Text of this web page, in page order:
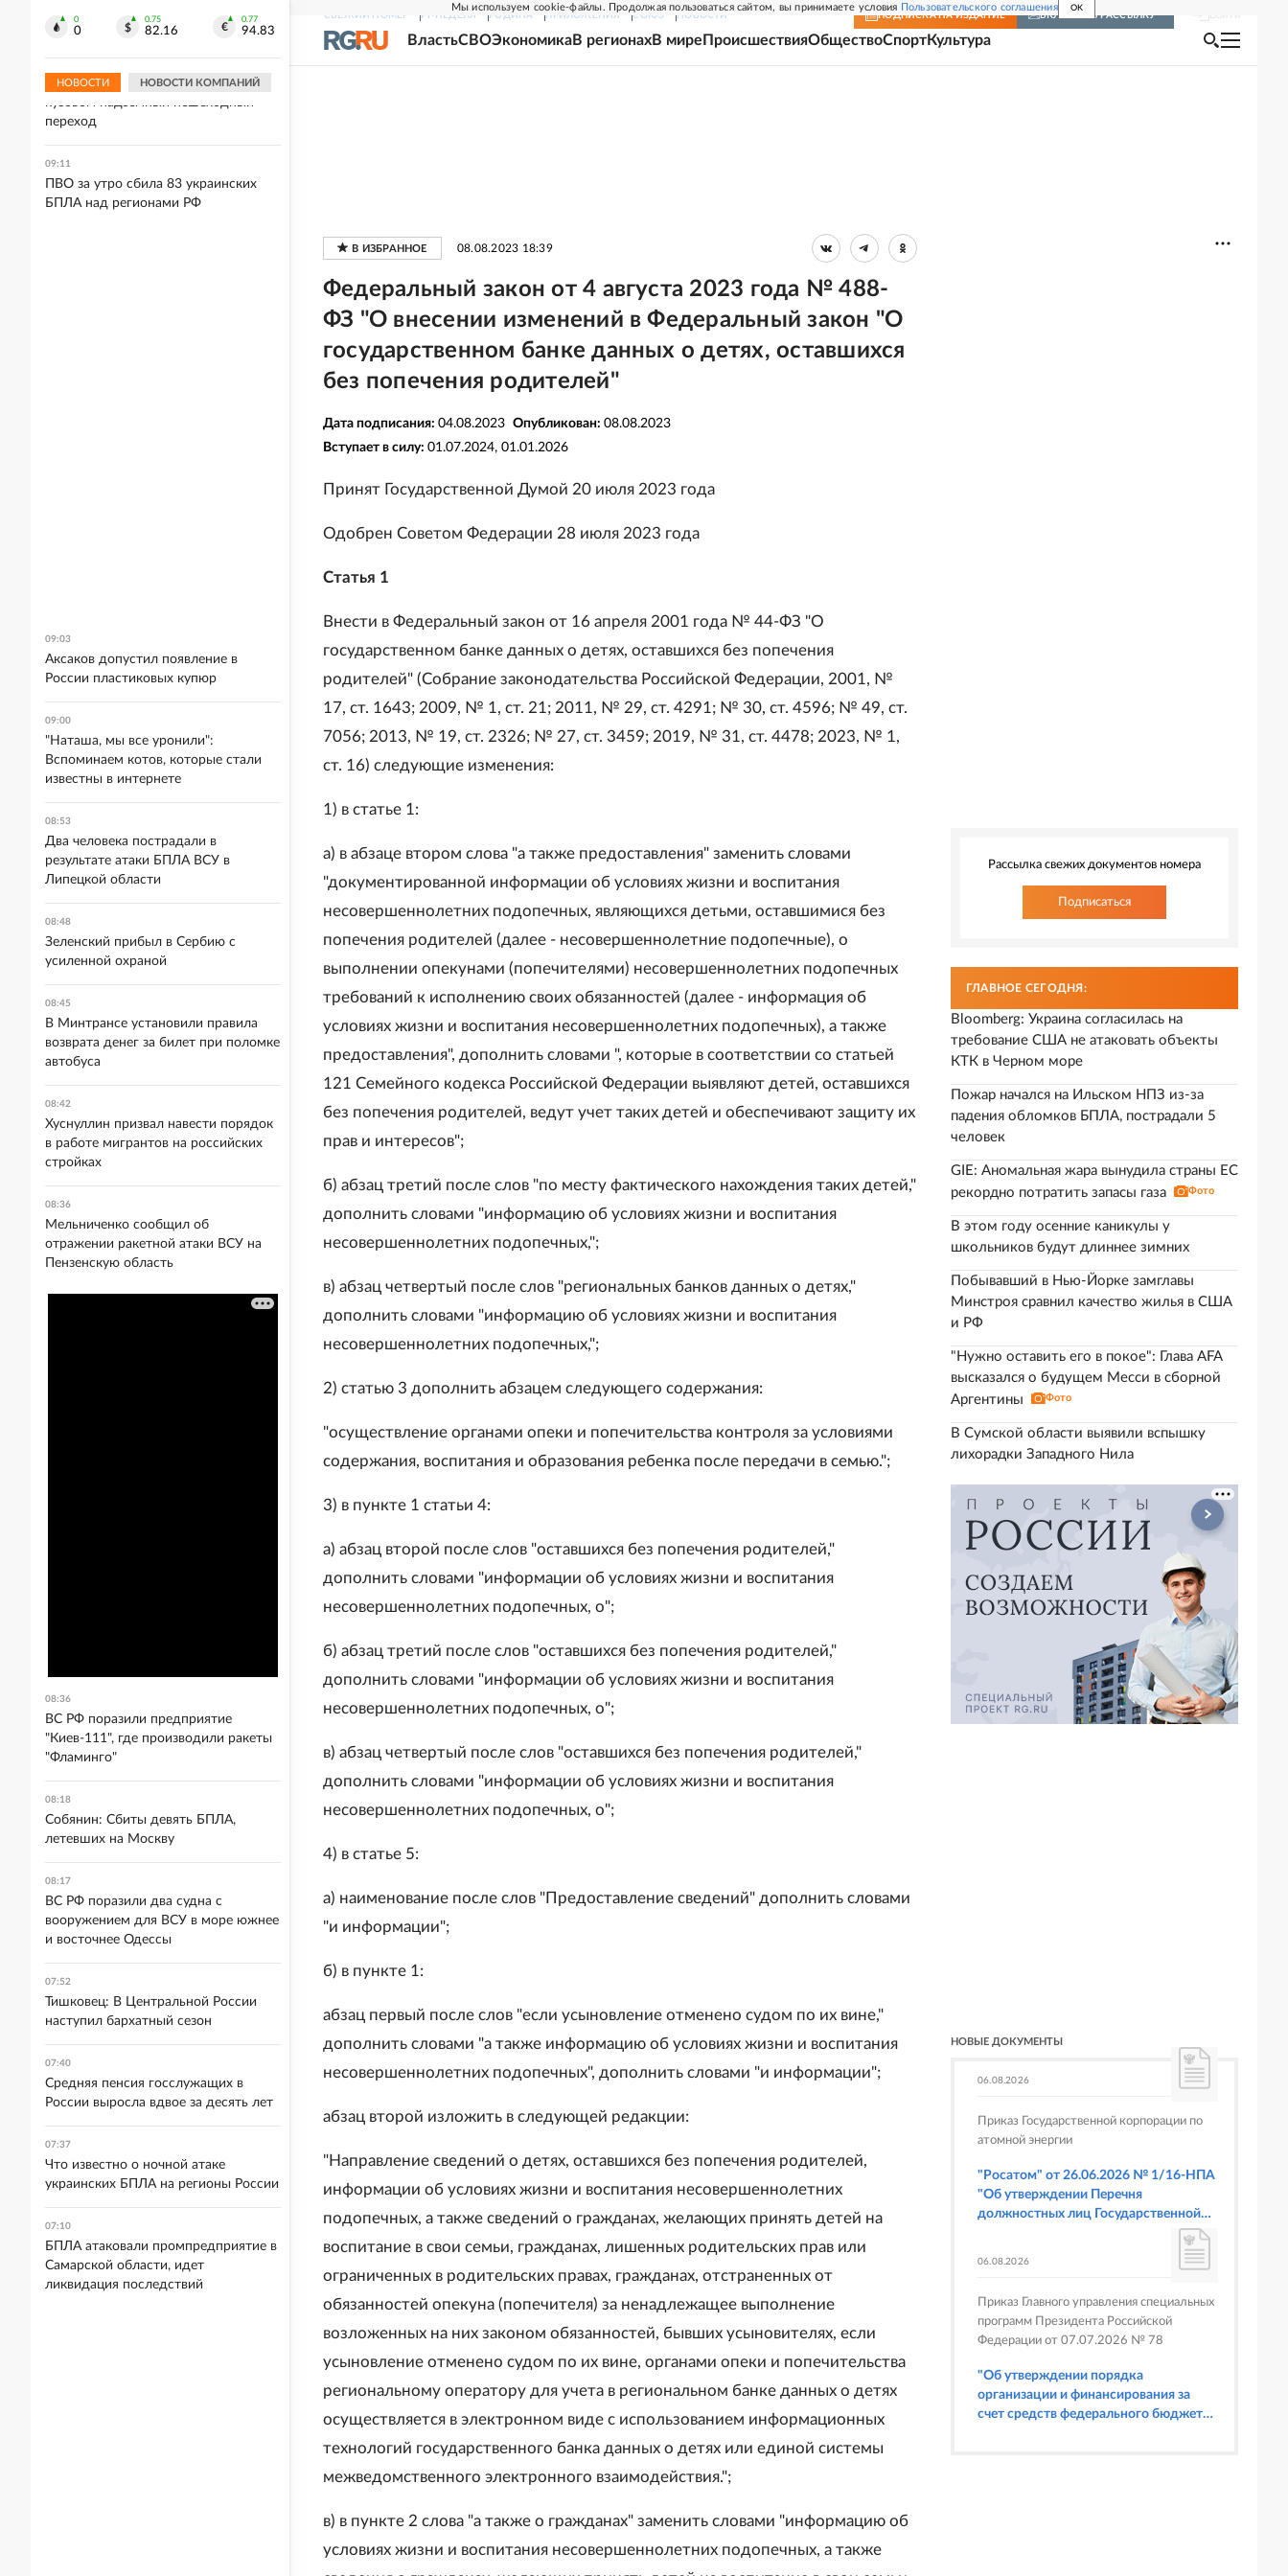
Мы используем cookie-файлы. Продолжая пользоваться сайтом, вы принимаете условия Пользовательского соглашения OK
СВЕЖИЙ НОМЕР РГ-НЕДЕЛЯ РОДИНА ПРИЛОЖЕНИЯ СОЮЗ НОВОСТИ ПОДПИСКА НА ИЗДАНИЕ ВКЛЮЧИТЬ РАССЫЛКУ
ВластьСВОЭкономикаВ регионахВ мире ПроисшествияОбществоСпортКультура
08.08.2023 18:39
Федеральный закон от 4 августа 2023 года № 488-
ФЗ "О внесении изменений в Федеральный закон "О
государственном банке данных о детях, оставшихся
без попечения родителей"
Дата подписания: 04.08.2023 Опубликован: 08.08.2023
Вступает в силу: 01.07.2024, 01.01.2026
Принят Государственной Думой 20 июля 2023 года
Одобрен Советом Федерации 28 июля 2023 года
Статья 1
Внести в Федеральный закон от 16 апреля 2001 года № 44-ФЗ "О
государственном банке данных о детях, оставшихся без попечения
родителей" (Собрание законодательства Российской Федерации, 2001, №
17, ст. 1643; 2009, № 1, ст. 21; 2011, № 29, ст. 4291; № 30, ст. 4596; № 49, ст.
7056; 2013, № 19, ст. 2326; № 27, ст. 3459; 2019, № 31, ст. 4478; 2023, № 1,
ст. 16) следующие изменения:
1) в статье 1:
а) в абзаце втором слова "а также предоставления" заменить словами
"документированной информации об условиях жизни и воспитания
несовершеннолетних подопечных, являющихся детьми, оставшимися без
попечения родителей (далее - несовершеннолетние подопечные), о
выполнении опекунами (попечителями) несовершеннолетних подопечных
требований к исполнению своих обязанностей (далее - информация об
условиях жизни и воспитания несовершеннолетних подопечных), а также
предоставления", дополнить словами ", которые в соответствии со статьей
121 Семейного кодекса Российской Федерации выявляют детей, оставшихся
без попечения родителей, ведут учет таких детей и обеспечивают защиту их
прав и интересов";
б) абзац третий после слов "по месту фактического нахождения таких детей,"
дополнить словами "информацию об условиях жизни и воспитания
несовершеннолетних подопечных,";
в) абзац четвертый после слов "региональных банков данных о детях,"
дополнить словами "информацию об условиях жизни и воспитания
несовершеннолетних подопечных,";
2) статью 3 дополнить абзацем следующего содержания:
"осуществление органами опеки и попечительства контроля за условиями
содержания, воспитания и образования ребенка после передачи в семью.";
3) в пункте 1 статьи 4:
а) абзац второй после слов "оставшихся без попечения родителей,"
дополнить словами "информации об условиях жизни и воспитания
несовершеннолетних подопечных, о";
б) абзац третий после слов "оставшихся без попечения родителей,"
дополнить словами "информации об условиях жизни и воспитания
несовершеннолетних подопечных, о";
в) абзац четвертый после слов "оставшихся без попечения родителей,"
дополнить словами "информации об условиях жизни и воспитания
несовершеннолетних подопечных, о";
4) в статье 5:
а) наименование после слов "Предоставление сведений" дополнить словами
"и информации";
б) в пункте 1:
абзац первый после слов "если усыновление отменено судом по их вине,"
дополнить словами "а также информацию об условиях жизни и воспитания
несовершеннолетних подопечных", дополнить словами "и информации";
абзац второй изложить в следующей редакции:
"Направление сведений о детях, оставшихся без попечения родителей,
информации об условиях жизни и воспитания несовершеннолетних
подопечных, а также сведений о гражданах, желающих принять детей на
воспитание в свои семьи, гражданах, лишенных родительских прав или
ограниченных в родительских правах, гражданах, отстраненных от
обязанностей опекуна (попечителя) за ненадлежащее выполнение
возложенных на них законом обязанностей, бывших усыновителях, если
усыновление отменено судом по их вине, органами опеки и попечительства
региональному оператору для учета в региональном банке данных о детях
осуществляется в электронном виде с использованием информационных
технологий государственного банка данных о детях или единой системы
межведомственного электронного взаимодействия.";
в) в пункте 2 слова "а также о гражданах" заменить словами "информацию об
условиях жизни и воспитания несовершеннолетних подопечных, а также
Рассылка свежих документов номера
Подписаться
ГЛАВНОЕ СЕГОДНЯ:
Bloomberg: Украина согласилась на
требование США не атаковать объекты
КТК в Черном море
Пожар начался на Ильском НПЗ из-за
падения обломков БПЛА, пострадали 5
человек
GIE: Аномальная жара вынудила страны ЕС
рекордно потратить запасы газа
Фото
В этом году осенние каникулы у
школьников будут длиннее зимних
Побывавший в Нью-Йорке замглавы
Минстроя сравнил качество жилья в США
и РФ
"Нужно оставить его в покое": Глава AFA
высказался о будущем Месси в сборной
Аргентины
Фото
В Сумской области выявили вспышку
лихорадки Западного Нила
НОВЫЕ ДОКУМЕНТЫ
06.08.2026
Приказ Государственной корпорации по
атомной энергии
"Росатом" от 26.06.2026 № 1/16-НПА
"Об утверждении Перечня
должностных лиц Государственной
корпорации по атомной энергии
предусмотренных статьями 6.3, 8.1,
9.4, 9.5 и 9.5.1, частью 3 статьи 9.16,
статьей 14.44, частью 1 статьи 19.4,
статьей 19.4.1, частями 6 и 15 статьи
19.5, статьями 19.6 и 19.7, частью 1
статьи 19.26, статьей 19.33, частями 1,
2, 2.1, 6 и 6.1 статьи 20.4 Кодекса
06.08.2026
Приказ Главного управления специальных
программ Президента Российской
Федерации от 07.07.2026 № 78
"Об утверждении порядка
организации и финансирования за
счет средств федерального бюджета
0
0
0.75
82.16
0.77
94.83
НОВОСТИ НОВОСТИ КОМПАНИЙ
положения на трассе "Новороссия"
Под Тюменью самосвал обрушил
кузовом надземный пешеходный
переход
09:11
ПВО за утро сбила 83 украинских
БПЛА над регионами РФ
09:03
Аксаков допустил появление в
России пластиковых купюр
09:00
"Наташа, мы все уронили":
Вспоминаем котов, которые стали
известны в интернете
08:53
Два человека пострадали в
результате атаки БПЛА ВСУ в
Липецкой области
08:48
Зеленский прибыл в Сербию с
усиленной охраной
08:45
В Минтрансе установили правила
возврата денег за билет при поломке
автобуса
08:42
Хуснуллин призвал навести порядок
в работе мигрантов на российских
стройках
08:36
Мельниченко сообщил об
отражении ракетной атаки ВСУ на
Пензенскую область
08:36
ВС РФ поразили предприятие
"Киев-111", где производили ракеты
"Фламинго"
08:18
Собянин: Сбиты девять БПЛА,
летевших на Москву
08:17
ВС РФ поразили два судна с
вооружением для ВСУ в море южнее
и восточнее Одессы
07:52
Тишковец: В Центральной России
наступил бархатный сезон
07:40
Средняя пенсия госслужащих в
России выросла вдвое за десять лет
07:37
Что известно о ночной атаке
украинских БПЛА на регионы России
07:10
БПЛА атаковали промпредприятие в
Самарской области, идет
ликвидация последствий